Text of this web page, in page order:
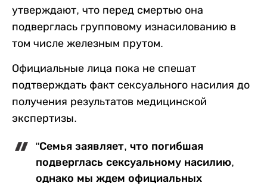
утверждают, что перед смертью она
подверглась групповому изнасилованию в
том числе железным прутом.
Официальные лица пока не спешат
подтверждать факт сексуального насилия до
получения результатов медицинской
экспертизы.
"Семья заявляет, что погибшая
подверглась сексуальному насилию,
однако мы ждем официальных